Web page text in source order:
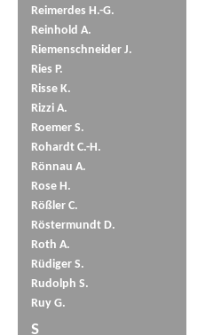
Reimerdes H.-G.
Reinhold A.
Riemenschneider J.
Ries P.
Risse K.
Rizzi A.
Roemer S.
Rohardt C.-H.
Rönnau A.
Rose H.
Rößler C.
Röstermundt D.
Roth A.
Rüdiger S.
Rudolph S.
Ruy G.
S